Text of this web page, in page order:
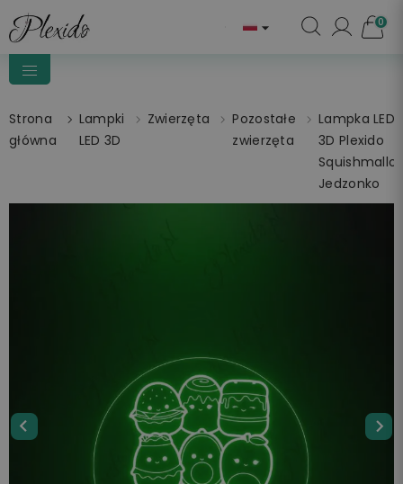
 0
Strona
główna
Lampki
LED 3D
Zwierzęta
Pozostałe
zwierzęta
Lampka LED
3D Plexido
Jedzonko